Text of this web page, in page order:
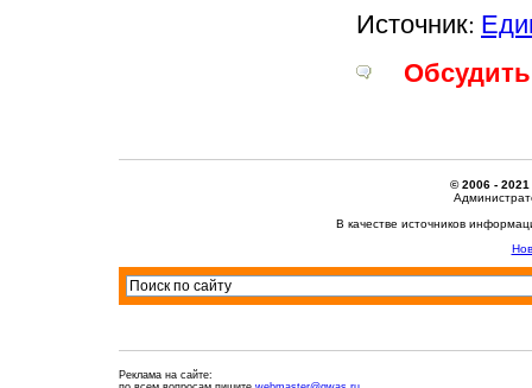
Источник:
© 2006 - 2021
В качестве источников
Реклама на сайте: